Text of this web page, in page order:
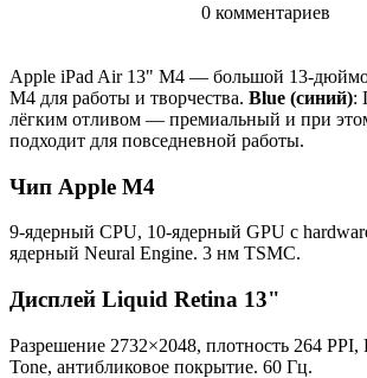
0 комментариев
Apple iPad Air 13" M4 — большой 13-
M4 для работы и творчества. Blue (синий):
лёгким отливом — премиальный и при
подходит для повседневной работы.
Чип Apple M4
9-ядерный CPU, 10-ядерный GPU с
ядерный Neural Engine. 3 нм TSMC.
Дисплей Liquid Retina 13"
Разрешение 2732×2048, плотность 264 PPI,
Tone, антибликовое покрытие. 60 Гц.